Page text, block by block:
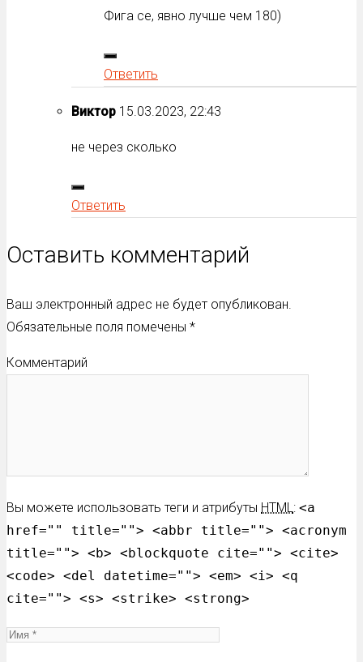
Фига се, явно лучше чем 180)
Ответить
Виктор 15.03.2023, 22:43
не через сколько
Ответить
Оставить комментарий
Ваш электронный адрес не будет опубликован.
Обязательные поля помечены *
Комментарий
Вы можете использовать теги и атрибуты HTML: <a
href="" title=""> <abbr title=""> <acronym
title=""> <b> <blockquote cite=""> <cite>
<code> <del datetime=""> <em> <i> <q
cite=""> <s> <strike> <strong>